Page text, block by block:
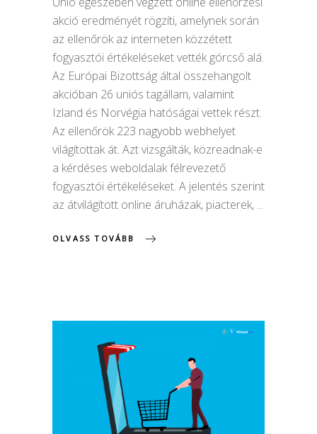
akció eredményét rögzíti, amelynek során
az ellenőrök az interneten közzétett
fogyasztói értékeléseket vették górcső alá.
Az Európai Bizottság által összehangolt
akcióban 26 uniós tagállam, valamint
Izland és Norvégia hatóságai vettek részt.
Az ellenőrök 223 nagyobb webhelyet
világítottak át. Azt vizsgálták, közreadnak-e
a kérdéses weboldalak félrevezető
fogyasztói értékeléseket. A jelentés szerint
az átvilágított online áruházak, piacterek,
OLVASS TOVÁBB